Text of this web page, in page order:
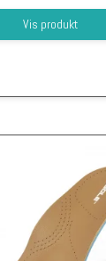
Vis produkt